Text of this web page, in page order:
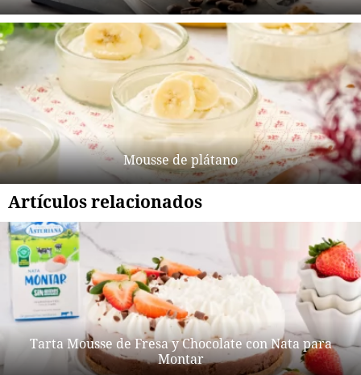
Mousse de plátano
Artículos relacionados
Tarta Mousse de Fresa y Chocolate con Nata para
Montar